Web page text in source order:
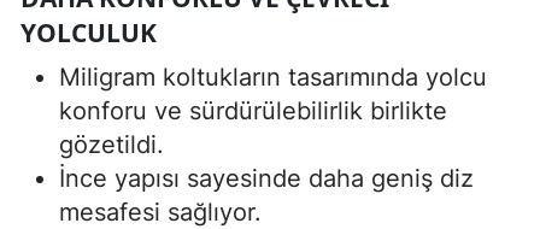
YOLCULUK
Miligram koltukların tasarımında yolcu
konforu ve sürdürülebilirlik birlikte
gözetildi.
İnce yapısı sayesinde daha geniş diz
mesafesi sağlıyor.